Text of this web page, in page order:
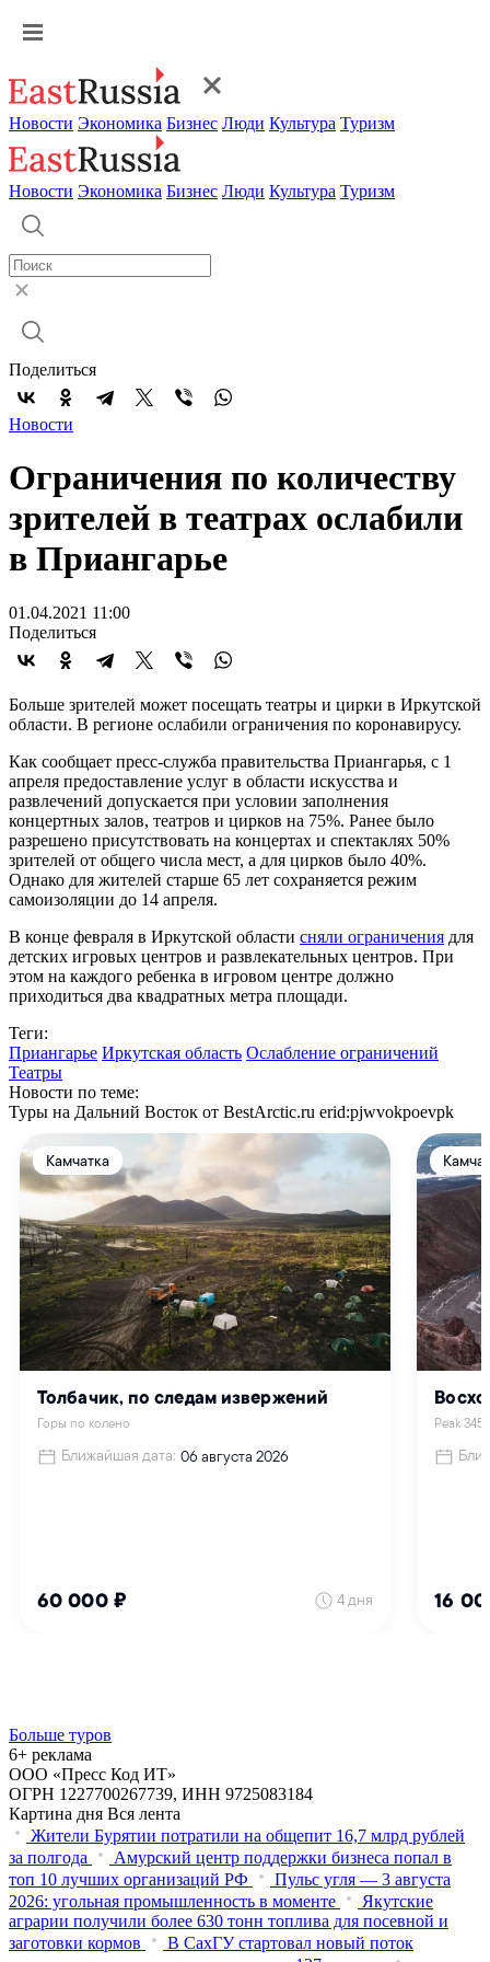
Новости Экономика Бизнес Люди Культура Туризм
Новости Экономика Бизнес Люди Культура Туризм
Поделиться
Новости
Ограничения по количеству
зрителей в театрах ослабили
в Приангарье
01.04.2021 11:00
Поделиться
Больше зрителей может посещать театры и цирки в Иркутской
области. В регионе ослабили ограничения по коронавирусу.
Как сообщает пресс-служба правительства Приангарья, с 1
апреля предоставление услуг в области искусства и
развлечений допускается при условии заполнения
концертных залов, театров и цирков на 75%. Ранее было
разрешено присутствовать на концертах и спектаклях 50%
зрителей от общего числа мест, а для цирков было 40%.
Однако для жителей старше 65 лет сохраняется режим
самоизоляции до 14 апреля.
В конце февраля в Иркутской области сняли ограничения для
детских игровых центров и развлекательных центров. При
этом на каждого ребенка в игровом центре должно
приходиться два квадратных метра площади.
Теги:
Приангарье Иркутская область Ослабление ограничений
Театры
Новости по теме:
Туры на Дальний Восток от BestArctic.ru erid:pjwvokpoevpk
Больше туров
6+ реклама
ООО «Пресс Код ИТ»
ОГРН 1227700267739, ИНН 9725083184
Картина дня Вся лента
Жители Бурятии потратили на общепит 16,7 млрд рублей
за полгода
Амурский центр поддержки бизнеса попал в
топ 10 лучших организаций РФ
Пульс угля — 3 августа
2026: угольная промышленность в моменте
Якутские
аграрии получили более 630 тонн топлива для посевной и
заготовки кормов
В СахГУ стартовал новый поток